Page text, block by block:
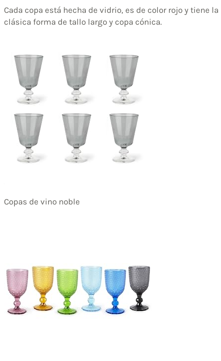
Cada copa está hecha de vidrio, es de color rojo y tiene la
clásica forma de tallo largo y copa cónica.
Copas de vino noble